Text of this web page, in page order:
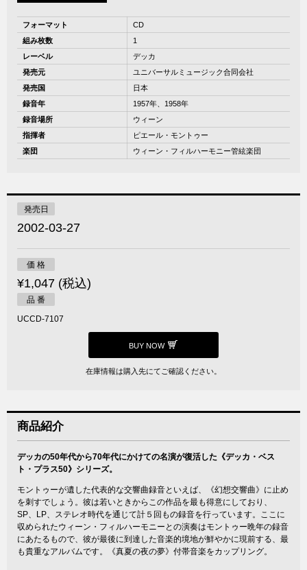
フォーマット
CD
組み枚数
1
レーベル
デッカ
発売元
ユニバーサルミュージック合同会社
発売国
日本
録音年
1957年、1958年
録音場所
ウィーン
指揮者
ピエール・モントゥー
楽団
ウィーン・フィルハーモニー管絃楽団
発売日
2002-03-27
価 格
¥1,047 (税込)
品 番
UCCD-7107
BUY NOW
在庫情報は購入先にてご確認ください。
商品紹介
デッカの50年代から70年代にかけての名演が復活した《デッカ・ベス
ト・プラス50》シリーズ。
モントゥーが遺した代表的な交響曲録音といえば、《幻想交響曲》に止め
を刺すでしょう。彼は若いときからこの作品を最も得意にしており、
SP、LP、ステレオ時代を通じて計５回もの録音を行っています。ここに
収められたウィーン・フィルハーモニーとの演奏はモントゥー晩年の録音
にあたるもので、彼が最後に到達した音楽的境地が鮮やかに現前する、最
も貴重なアルバムです。《真夏の夜の夢》付帯音楽をカップリング。